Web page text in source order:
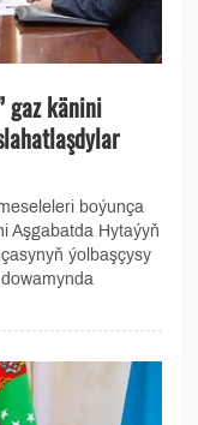
gaz känini
boýunça
Aşgabatda Hytaýyň
ýolbaşçysy